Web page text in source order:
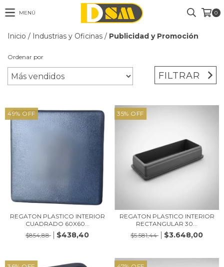
MENÚ 0
Inicio / Industrias y Oficinas / Publicidad y Promoción
Ordenar por
FILTRAR
49% OFF
REGATON PLASTICO INTERIOR
CUADRADO 60X60...
$854,88
$438,40
35% OFF
REGATON PLASTICO INTERIOR
RECTANGULAR 30...
$5.581,44
$3.648,00